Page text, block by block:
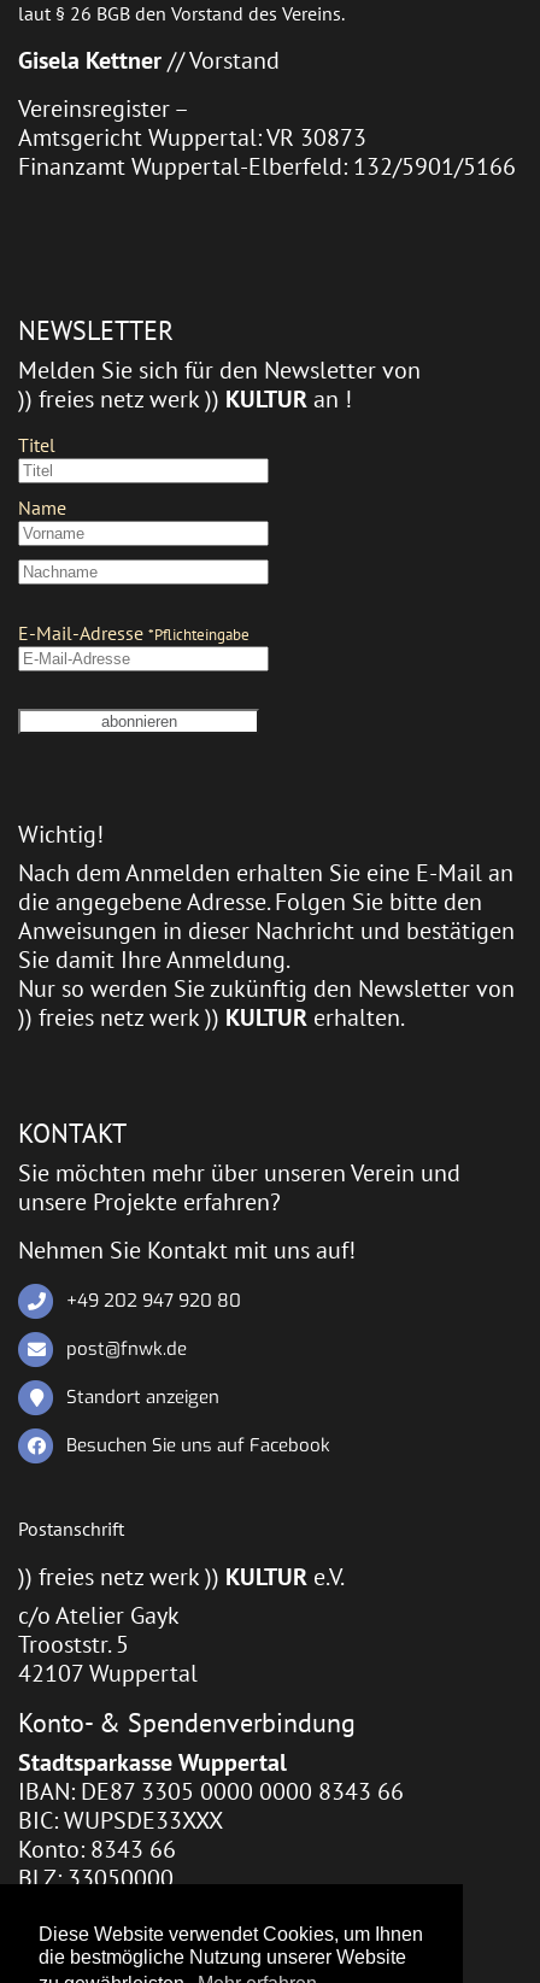
Diese Website verwendet Cookies, um Ihnen
die bestmögliche Nutzung unserer Website
laut § 26 BGB den Vorstand des Vereins.
Gisela Kettner// Vorstand
Vereinsregister –
Amtsgericht Wuppertal: VR 30873
Finanzamt Wuppertal-Elberfeld: 132/5901/5166
NEWSLETTER
Melden Sie sich für den Newsletter von
)) freies netz werk )) KULTURan !
Wichtig!
Nach dem Anmelden erhalten Sie eine E-Mail an
die angegebene Adresse. Folgen Sie bitte den
Anweisungen in dieser Nachricht und bestätigen
Sie damit Ihre Anmeldung.
Nur so werden Sie zukünftig den Newsletter von
)) freies netz werk )) KULTUR erhalten.
KONTAKT
Sie möchten mehr über unseren Verein und
unsere Projekte erfahren?
Nehmen Sie Kontakt mit uns auf!
+49 202 947 920 80
post@fnwk.de
Standort anzeigen
Besuchen Sie uns auf Facebook
Postanschrift
)) freies netz werk )) KULTUR e.V.
c/o Atelier Gayk
Trooststr. 5
42107 Wuppertal
Konto- & Spendenverbindung
Stadtsparkasse Wuppertal
IBAN: DE87 3305 0000 0000 8343 66
BIC: WUPSDE33XXX
Konto: 8343 66
BLZ: 33050000
Webhosting / Redaktion
Zara Gayk